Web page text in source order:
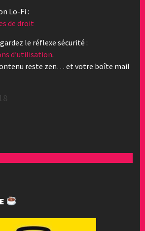
Lo-Fi :
de droit
le réflexe sécurité :
d’utilisation.
reste zen… et votre boîte mail